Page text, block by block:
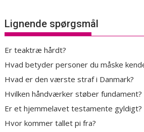
Lignende spørgsmål
Er teaktræ hårdt?
Hvad betyder personer du måske
Hvad er den værste straf i Danmark?
Hvilken håndværker støber fundament?
Er et hjemmelavet testamente gyldigt?
Hvor kommer tallet pi fra?